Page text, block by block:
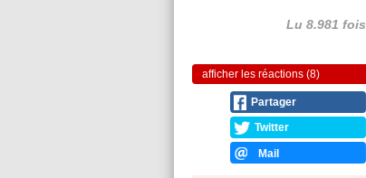
Lu 8.981 fois
afficher les réactions (8)
Partager
Twitter
Mail